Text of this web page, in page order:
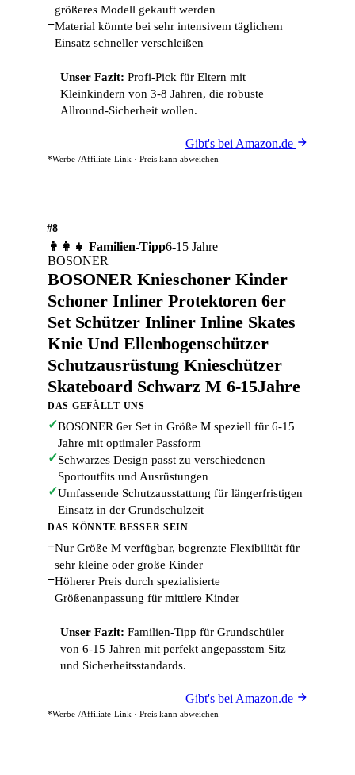
größeres Modell gekauft werden
−Material könnte bei sehr intensivem täglichem
Einsatz schneller verschleißen
Unser Fazit: Profi-Pick für Eltern mit
Kleinkindern von 3-8 Jahren, die robuste
Allround-Sicherheit wollen.
Gibt's bei Amazon.de
*Werbe-/Affiliate-Link · Preis kann abweichen
#8
👨‍👩‍👧 Familien-Tipp6-15 Jahre
BOSONER
BOSONER Knieschoner Kinder
Schoner Inliner Protektoren 6er
Set Schützer Inliner Inline Skates
Knie Und Ellenbogenschützer
Schutzausrüstung Knieschützer
Skateboard Schwarz M 6-15Jahre
DAS GEFÄLLT UNS
✓BOSONER 6er Set in Größe M speziell für 6-15
Jahre mit optimaler Passform
✓Schwarzes Design passt zu verschiedenen
Sportoutfits und Ausrüstungen
✓Umfassende Schutzausstattung für längerfristigen
Einsatz in der Grundschulzeit
DAS KÖNNTE BESSER SEIN
−Nur Größe M verfügbar, begrenzte Flexibilität für
sehr kleine oder große Kinder
−Höherer Preis durch spezialisierte
Größenanpassung für mittlere Kinder
Unser Fazit: Familien-Tipp für Grundschüler
von 6-15 Jahren mit perfekt angepasstem Sitz
und Sicherheitsstandards.
Gibt's bei Amazon.de
*Werbe-/Affiliate-Link · Preis kann abweichen